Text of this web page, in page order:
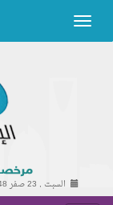
السبت , 23 صفر 1448 هـ ,